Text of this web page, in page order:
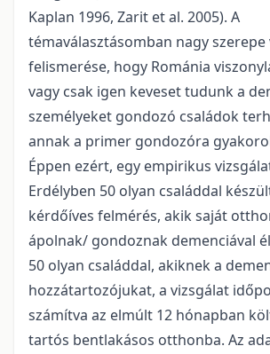
Kaplan 1996, Zarit et al. 2005). A
témaválasztásomban nagy
felismerése, hogy Románia
vagy csak igen keveset tudunk a
személyeket gondozó családok
annak a primer gondozóra
Éppen ezért, egy empirikus
Erdélyben 50 olyan családdal
kérdőíves felmérés, akik saját
ápolnak/ gondoznak demenciával
50 olyan családdal, akiknek a
hozzátartozójukat, a vizsgálat
számítva az elmúlt 12 hónapban
tartós bentlakásos otthonba. Az